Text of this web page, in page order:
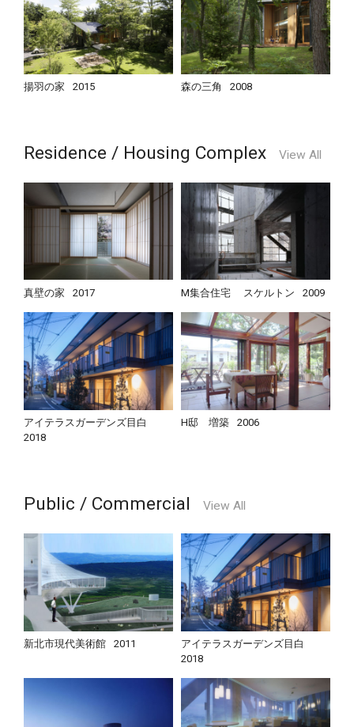
揚羽の家 2015 森の三角 2008
Residence / Housing Complex View All
真壁の家 2017 M集合住宅 スケルトン 2009
アイテラスガーデンズ目白
2018
H邸 増築 2006
Public / Commercial View All
新北市現代美術館 2011
アイテラスガーデンズ目白
2018